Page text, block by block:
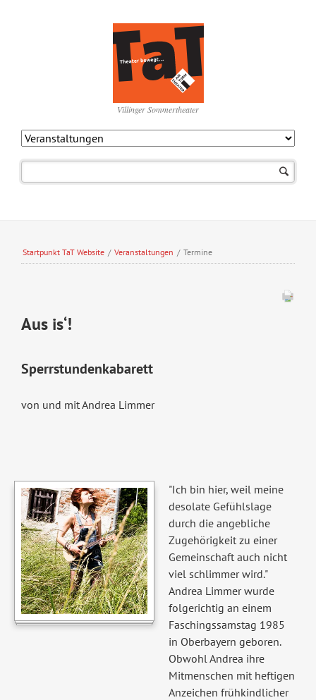
Villinger Sommertheater
Startpunkt TaT Website / Veranstaltungen / Termine
Aus is‘!
Sperrstundenkabarett
von und mit Andrea Limmer
"Ich bin hier, weil meine
desolate Gefühlslage
durch die angebliche
Zugehörigkeit zu einer
Gemeinschaft auch nicht
viel schlimmer wird."
Andrea Limmer wurde
folgerichtig an einem
Faschingssamstag 1985
in Oberbayern geboren.
Obwohl Andrea ihre
Mitmenschen mit heftigen
Anzeichen frühkindlicher